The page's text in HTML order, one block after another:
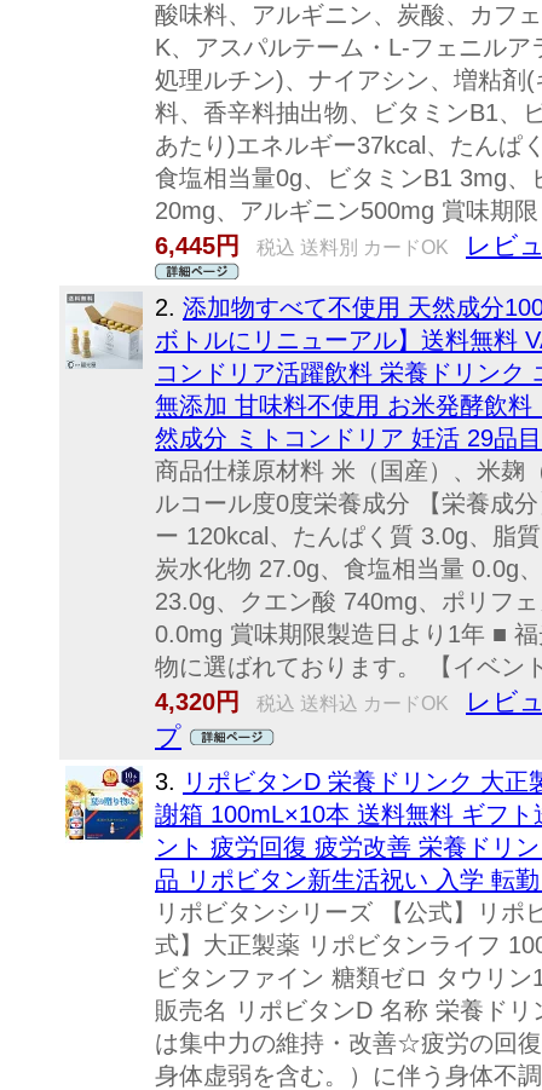
酸味料、アルギニン、炭酸、カフ
K、アスパルテーム・L-フェニル
処理ルチン)、ナイアシン、増粘剤
料、香辛料抽出物、ビタミンB1、
あたり)エネルギー37kcal、たんぱ
食塩相当量0g、ビタミンB1 3mg
20mg、アルギニン500mg 賞味期
6,445円
税込 送料別 カードOK レビ
2. 添加物すべて不使用 天然成分
ボトルにリニューアル】送料無料
コンドリア活躍飲料 栄養ドリンク
無添加 甘味料不使用 お米発酵飲
然成分 ミトコンドリア 妊活 29品
商品仕様原材料 米（国産）、米麹
ルコール度0度栄養成分 【栄養成
ー 120kcal、たんぱく質 3.0g、脂
炭水化物 27.0g、食塩相当量 0.0g
23.0g、クエン酸 740mg、ポリフ
0.0mg 賞味期限製造日より1年 ■
物に選ばれております。 【イベン
4,320円
税込 送料込 カードOK
レビ
プ
3. リポビタンD 栄養ドリンク 大
謝箱 100mL×10本 送料無料 ギフ
ント 疲労回復 疲労改善 栄養ドリ
品 リポビタン新生活祝い 入学 転
リポビタンシリーズ 【公式】リポ
式】大正製薬 リポビタンライフ
ビタンファイン 糖類ゼロ タウリ
販売名 リポビタンD 名称 栄養ド
は集中力の維持・改善☆疲労の回
身体虚弱を含む。）に伴う身体不